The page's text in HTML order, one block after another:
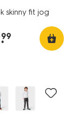
skinny fit jog
.
99